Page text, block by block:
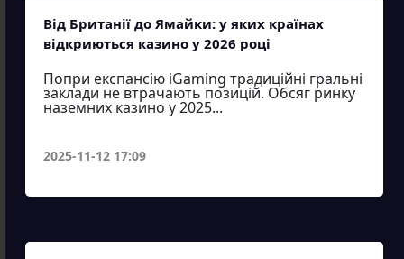
Від Британії до Ямайки: у яких країнах
відкриються казино у 2026 році
Попри експансію iGaming традиційні гральні
заклади не втрачають позицій. Обсяг ринку
наземних казино у 2025...
2025-11-12 17:09